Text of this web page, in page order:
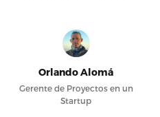
Orlando Alomá
Gerente de Proyectos en un
Startup